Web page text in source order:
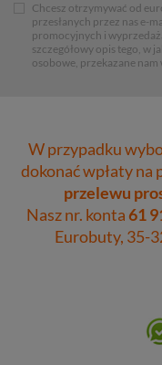
Chcesz otrzymywać od
przesłanych przez nas e-
promocyjnych i
szczegółowy opis tego, w
osobowe, przekazane
W przypadku
dokonać wpłaty na
przelewu
Nasz nr. konta61
Eurobuty, 35-